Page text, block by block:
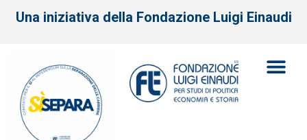
Una iniziativa della Fondazione Luigi Einaudi